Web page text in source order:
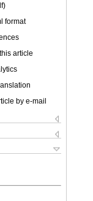
format
article
by e-mail